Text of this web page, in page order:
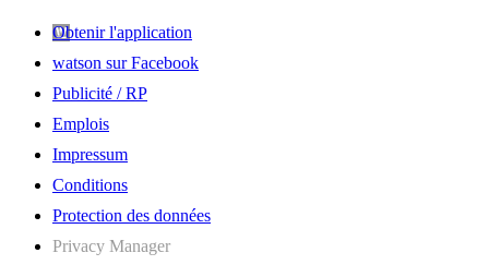
Obtenir l'application
watson sur Facebook
Publicité / RP
Emplois
Impressum
Conditions
Protection des données
Privacy Manager